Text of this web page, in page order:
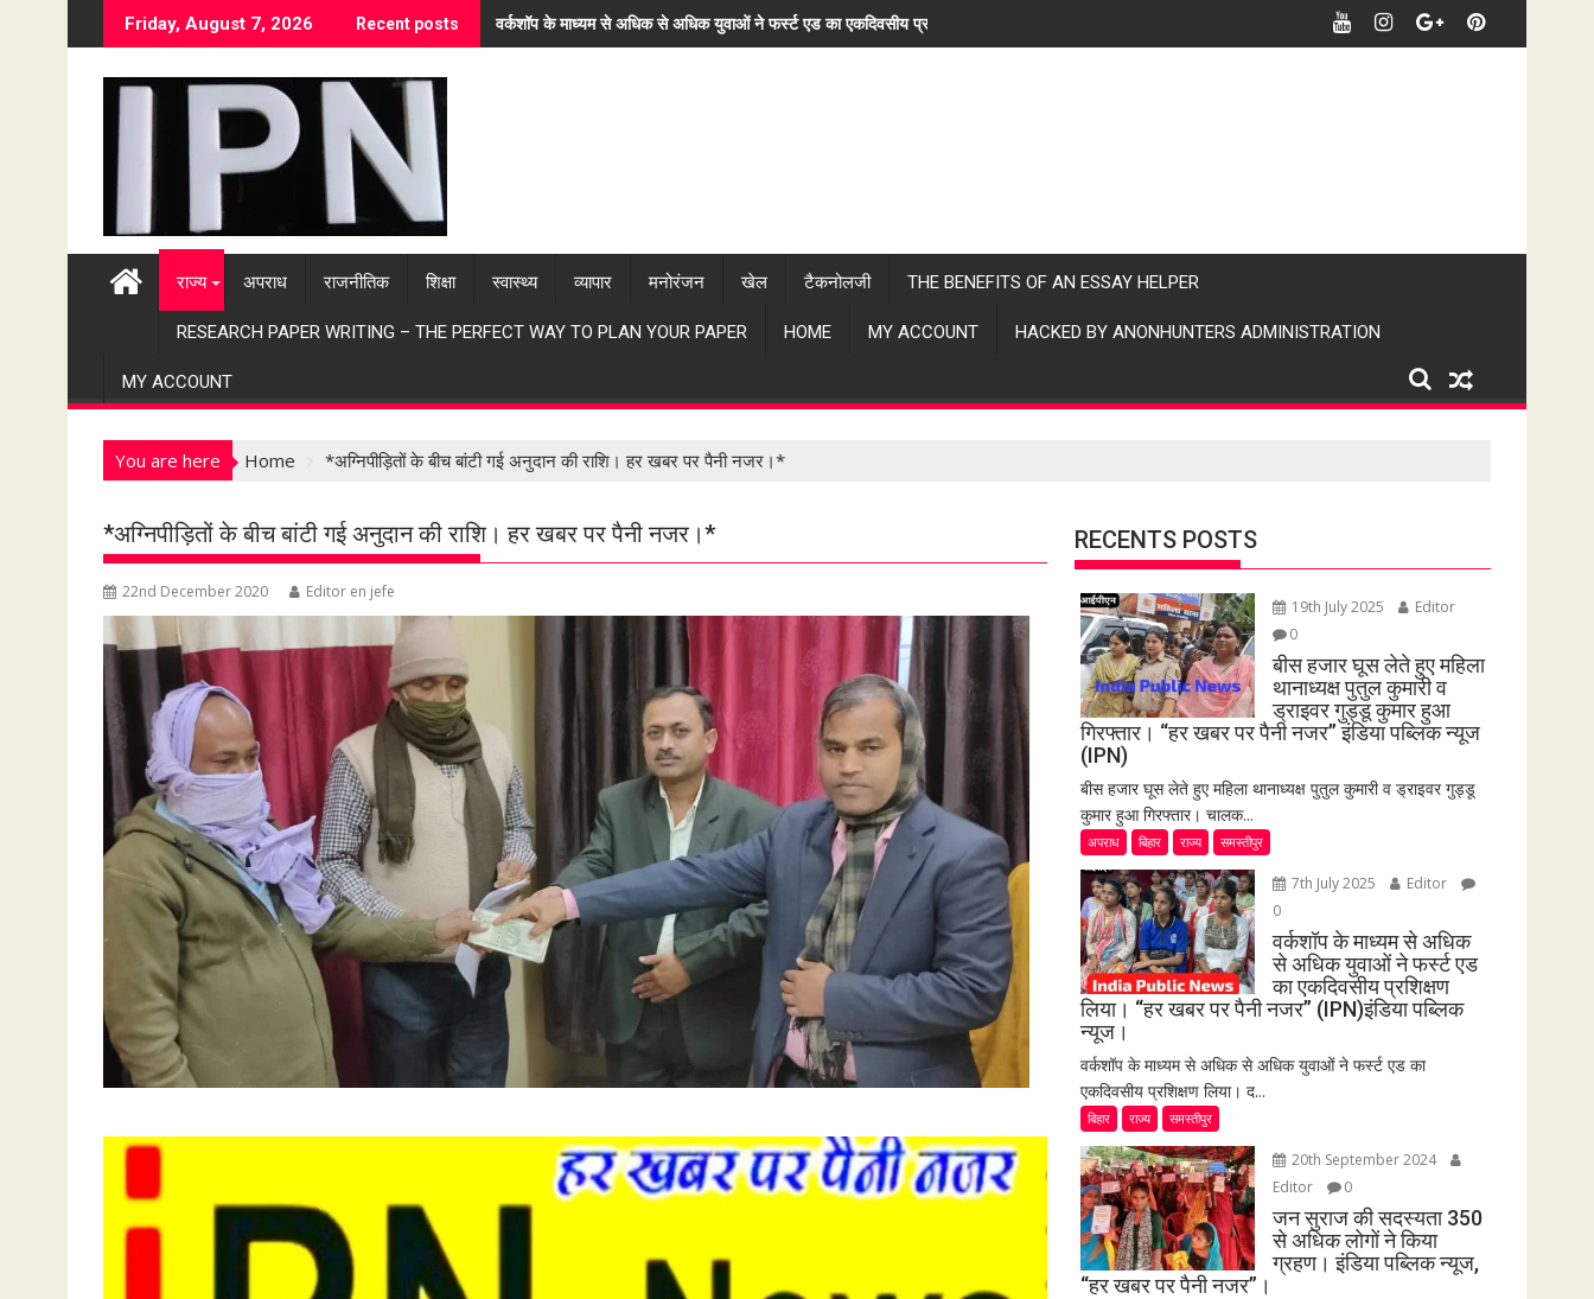
k
Friday, August 7, 2026 Recent posts वर्कशॉप के माध्यम से अधिक से अधिक युवाओं ने फर्स्ट एड का एकदिवसीय प्रशिक्षण लिया। "हर खबर पर पैनी नजर" (IPN)इंडिया पब्लिक न्यूज।
राज्य अपराध राजनीतिक शिक्षा स्वास्थ्य व्यापार मनोरंजन खेल टैकनोलजी THE BENEFITS OF AN ESSAY HELPER
RESEARCH PAPER WRITING – THE PERFECT WAY TO PLAN YOUR PAPER HOME MY ACCOUNT HACKED BY ANONHUNTERS ADMINISTRATION
MY ACCOUNT
You are here Home *अग्निपीड़ितों के बीच बांटी गई अनुदान की राशि। हर खबर पर पैनी नजर।*
*अग्निपीड़ितों के बीच बांटी गई अनुदान की राशि। हर खबर पर पैनी नजर।*
22nd December 2020 Editor en jefe
RECENTS POSTS
19th July 2025
Editor
0
बीस हजार घूस लेते हुए महिला
थानाध्यक्ष पुतुल कुमारी व
ड्राइवर गुड्डू कुमार हुआ
गिरफ्तार। “हर खबर पर पैनी नजर” इंडिया पब्लिक न्यूज
(IPN)
बीस हजार घूस लेते हुए महिला थानाध्यक्ष पुतुल कुमारी व ड्राइवर गुड्डू
कुमार हुआ गिरफ्तार। चालक...
अपराध बिहार राज्य समस्तीपुर
7th July 2025
Editor
0
वर्कशॉप के माध्यम से अधिक
से अधिक युवाओं ने फर्स्ट एड
का एकदिवसीय प्रशिक्षण
लिया। “हर खबर पर पैनी नजर” (IPN)इंडिया पब्लिक
न्यूज।
वर्कशॉप के माध्यम से अधिक से अधिक युवाओं ने फर्स्ट एड का
एकदिवसीय प्रशिक्षण लिया। द...
बिहार राज्य समस्तीपुर
20th September 2024
Editor
0
जन सुराज की सदस्यता 350
से अधिक लोगों ने किया
ग्रहण। इंडिया पब्लिक न्यूज,
“हर खबर पर पैनी नजर”।